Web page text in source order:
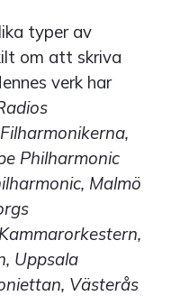
typer av
om att skriva
verk har
Philharmonic
Malmö
Uppsala
Västerås